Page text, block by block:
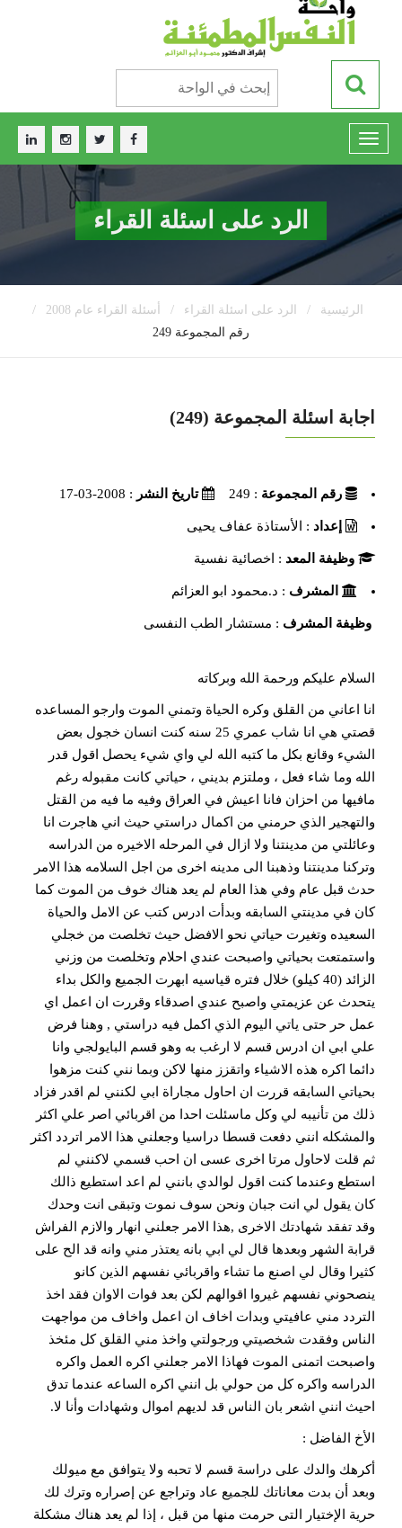
الرد على اسئلة القراء
الرئيسية / الرد على اسئلة القراء / أسئلة القراء عام 2008 /
رقم المجموعة 249
اجابة اسئلة المجموعة (249)
رقم المجموعة : 249 تاريخ النشر : 2008-03-17
إعداد : الأستاذة عفاف يحيى
وظيفة المعد : اخصائية نفسية
المشرف : د.محمود ابو العزائم
وظيفة المشرف : مستشار الطب النفسى
السلام عليكم ورحمة الله وبركاته
انا اعاني من القلق وكره الحياة وتمني الموت وارجو المساعده
قصتي هي انا شاب عمري 25 سنه كنت انسان خجول بعض
الشيء وقانع بكل ما كتبه الله لي واي شيء يحصل اقول قدر
الله وما شاء فعل ، وملتزم بديني ، حياتي كانت مقبوله رغم
مافيها من احزان فانا اعيش في العراق وفيه ما فيه من القتل
والتهجير الذي حرمني من اكمال دراستي حيث اني هاجرت انا
وعائلتي من مدينتنا ولا ازال في المرحله الاخيره من الدراسه
وتركنا مدينتنا وذهبنا الى مدينه اخرى من اجل السلامه هذا الامر
حدث قبل عام وفي هذا العام لم يعد هناك خوف من الموت كما
كان في مدينتي السابقه وبدأت ادرس كتب عن الامل والحياة
السعيده وتغيرت حياتي نحو الافضل حيث تخلصت من خجلي
واستمتعت بحياتي واصبحت عندي احلام وتخلصت من وزني
الزائد (40 كيلو) خلال فتره قياسيه ابهرت الجميع والكل بداء
يتحدث عن عزيمتي واصبح عندي اصدقاء وقررت ان اعمل اي
عمل حر حتى ياتي اليوم الذي اكمل فيه دراستي , وهنا فرض
علي ابي ان ادرس قسم لا ارغب به وهو قسم البايولجي وانا
دائما اكره هذه الاشياء واتقزز منها لاكن وبما نني كنت مزهوا
بحياتي السابقه قررت ان احاول مجاراة ابي لكنني لم اقدر فزاد
ذلك من تأنيبه لي وكل ماسئلت احدا من اقربائي اصر علي اكثر
والمشكله انني دفعت قسطا دراسيا وجعلني هذا الامر اتردد اكثر
ثم قلت لاحاول مرتا اخرى عسى ان احب قسمي لاكنني لم
استطع وعندما كنت اقول لوالدي بانني لم اعد استطيع ذالك
كان يقول لي انت جبان ونحن سوف نموت وتبقى انت وحدك
وقد تفقد شهادتك الاخرى ,هذا الامر جعلني انهار والازم الفراش
قرابة الشهر وبعدها قال لي ابي بانه يعتذر مني وانه قد الح على
كثيرا وقال لي اصنع ما تشاء واقربائي نفسهم الذين كانو
ينصحوني نفسهم غيروا اقوالهم لكن بعد فوات الاوان فقد اخذ
التردد مني عافيتي وبدات اخاف ان اعمل واخاف من مواجهت
الناس وفقدت شخصيتي ورجولتي واخذ مني القلق كل مئخذ
واصبحت اتمنى الموت فهاذا الامر جعلني اكره العمل واكره
الدراسه واكره كل من حولي بل انني اكره الساعه عندما تدق
احيث انني اشعر بان الناس قد لديهم اموال وشهادات وأنا لا.
الأخ الفاضل :
أكرهك والدك على دراسة قسم لا تحبه ولا يتوافق مع ميولك
وبعد أن بدت معاناتك للجميع عاد وتراجع عن إصراره وترك لك
حرية الإختيار التى حرمت منها من قبل ، إذا لم يعد هناك مشكلة